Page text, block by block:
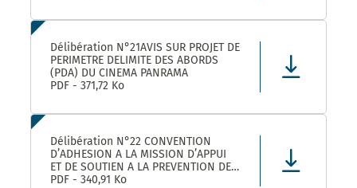
AVENUE DE L’EUROPE SUR LA
Délibération N°21AVIS SUR PROJET DE
PERIMETRE DELIMITE DES ABORDS
(PDA) DU CINEMA PANRAMA
PDF - 371,72 Ko
Délibération N°22 CONVENTION
D’ADHESION A LA MISSION D’APPUI
ET DE SOUTIEN A LA PREVENTION DES
RISQUES PROFESSIONNELS
PDF - 340,91 Ko